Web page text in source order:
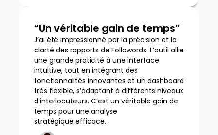
“Un véritable gain de temps”
J’ai été impressionné par la précision et la
clarté des rapports de Followords. L’outil allie
une grande praticité à une interface
intuitive, tout en intégrant des
fonctionnalités innovantes et un dashboard
très flexible, s’adaptant à différents niveaux
d’interlocuteurs. C’est un véritable gain de
temps pour une analyse
stratégique efficace.